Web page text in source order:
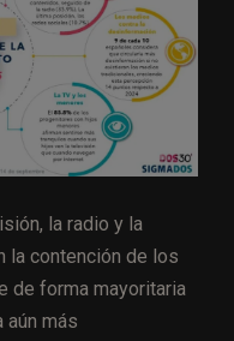
la radio y la
la contención de los
de forma mayoritaria
aún más